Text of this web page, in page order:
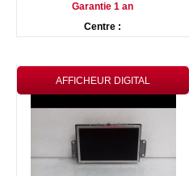
Garantie 1 an
Centre :
AFFICHEUR DIGITAL